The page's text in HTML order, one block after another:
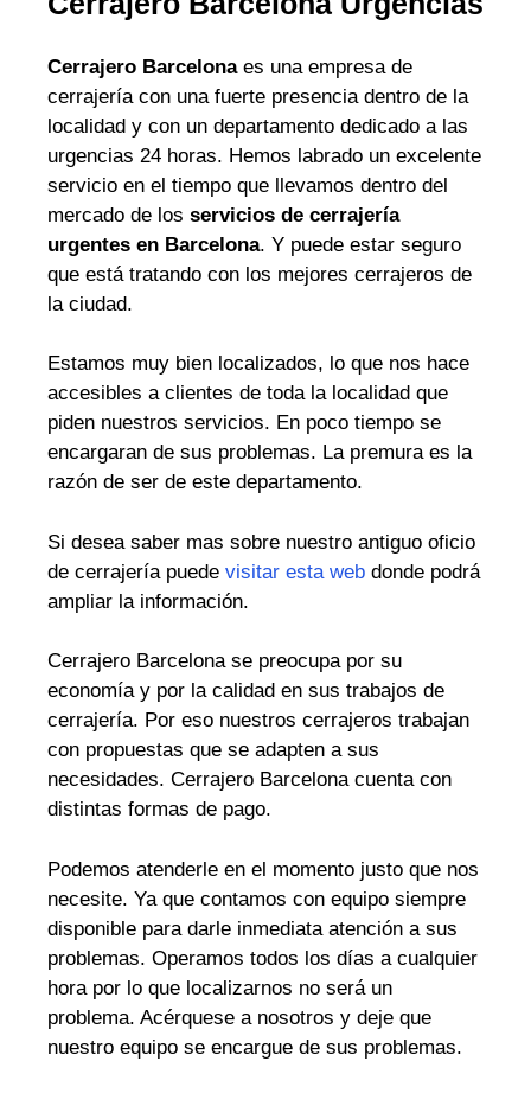
Cerrajero Barcelonaes una empresa de
cerrajería con una fuerte presencia dentro de la
localidad y con un departamento dedicado a las
urgencias 24 horas. Hemos labrado un excelente
servicio en el tiempo que llevamos dentro del
mercado de los servicios de cerrajería
urgentes en Barcelona. Y puede estar seguro
que está tratando con los mejores cerrajeros de
la ciudad.
Estamos muy bien localizados, lo que nos hace
accesibles a clientes de toda la localidad que
piden nuestros servicios. En poco tiempo se
encargaran de sus problemas. La premura es la
razón de ser de este departamento.
Si desea saber mas sobre nuestro antiguo oficio
de cerrajería puede visitar esta web donde podrá
ampliar la información.
Cerrajero Barcelona se preocupa por su
economía y por la calidad en sus trabajos de
cerrajería. Por eso nuestros cerrajeros trabajan
con propuestas que se adapten a sus
necesidades. Cerrajero Barcelona cuenta con
distintas formas de pago.
Podemos atenderle en el momento justo que nos
necesite. Ya que contamos con equipo siempre
disponible para darle inmediata atención a sus
problemas. Operamos todos los días a cualquier
hora por lo que localizarnos no será un
problema. Acérquese a nosotros y deje que
nuestro equipo se encargue de sus problemas.